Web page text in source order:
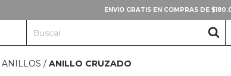
ENVIO GRATIS EN COMPRAS DE
ANILLOS / ANILLO CRUZADO